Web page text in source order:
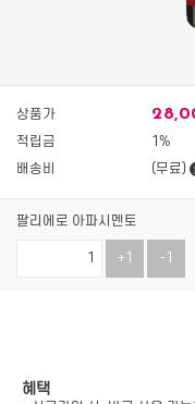
상품가
적립금
1%
배송비
(무료)
팔리에로 아파시멘토
+1 -1
혜택